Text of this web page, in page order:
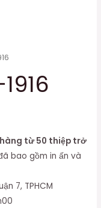
từ 50 thiệp trở
bao gồm in ấn và
7, TPHCM